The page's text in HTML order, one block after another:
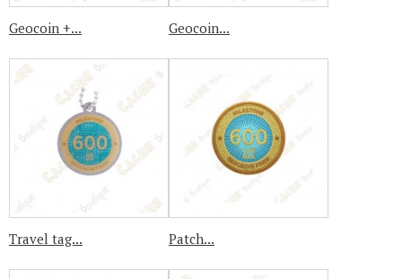
Geocoin +... Geocoin...
Travel tag... Patch...